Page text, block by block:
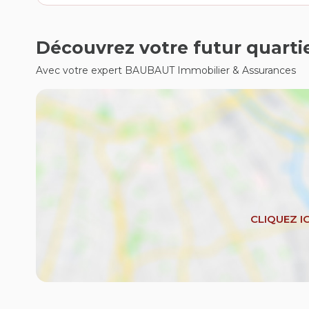
Découvrez votre futur
Avec votre expert BAUBAUT Immobilier & Assurances